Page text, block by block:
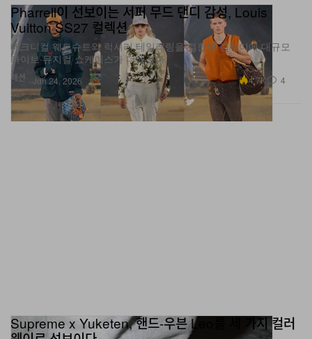
패션
Pharrell이 선보이는 서퍼 무드 댄디 감성, Louis
Vuitton SS27 컬렉션
테크니컬 웨트슈트와 럭셔리 테일러링을 결합한 런웨이에 대규모
라이브·뮤지컬 쇼케이스가 더해졌다.
Jun 24, 2026 4.7K 4
Supreme x Yuketen, 핸드‑우븐 Leo를 세 가지 컬러